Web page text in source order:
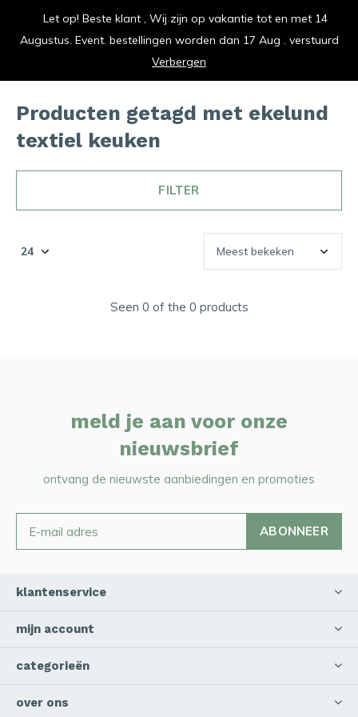
vrolijk je keuken op
Producten getagd met ekelund
textiel keuken
FILTER
Seen 0 of the 0 products
meld je aan voor onze
nieuwsbrief
ontvang de nieuwste aanbiedingen en promoties
ABONNEER
klantenservice
mijn account
categorieën
over ons
Let op! Beste klant , Wij zijn op vakantie tot en met 14
Augustus. Event. bestellingen worden dan 17 Aug . verstuurd
Verbergen